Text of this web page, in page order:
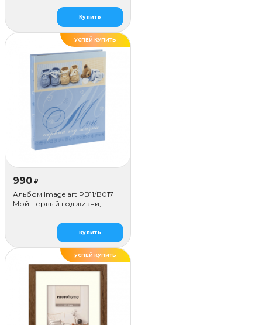
Купить
УСПЕЙ КУПИТЬ
990 ₽
Альбом Image art PB11/B017
Мой первый год жизни,
Купить
УСПЕЙ КУПИТЬ